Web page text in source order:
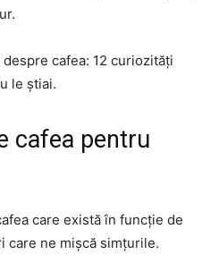
cafea: 12 curiozități
le știai.
cafea pentru
care există în funcție de
care ne mișcă simțurile.